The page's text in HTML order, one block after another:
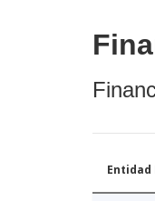
Entidad